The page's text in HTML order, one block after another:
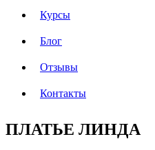
Курсы
Блог
Отзывы
Контакты
ПЛАТЬЕ ЛИНДА